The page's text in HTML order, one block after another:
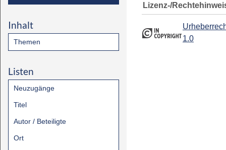
Inhalt
Themen
Listen
Neuzugänge
Titel
Autor / Beteiligte
Ort
Lizenz-/
1.0